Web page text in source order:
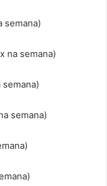
semana)
na semana)
semana)